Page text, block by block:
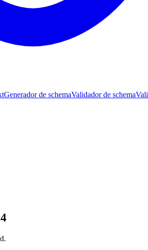
Generador de schemaValidador de schema